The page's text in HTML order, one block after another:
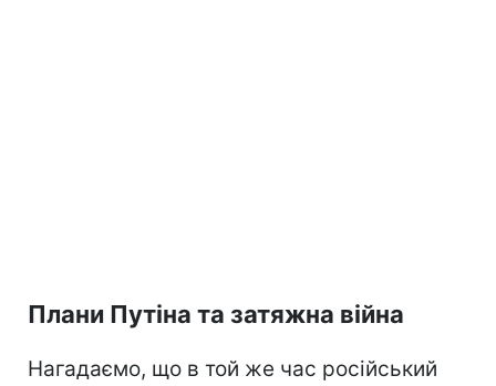
Плани Путіна та затяжна війна
Нагадаємо, що в той же час російський